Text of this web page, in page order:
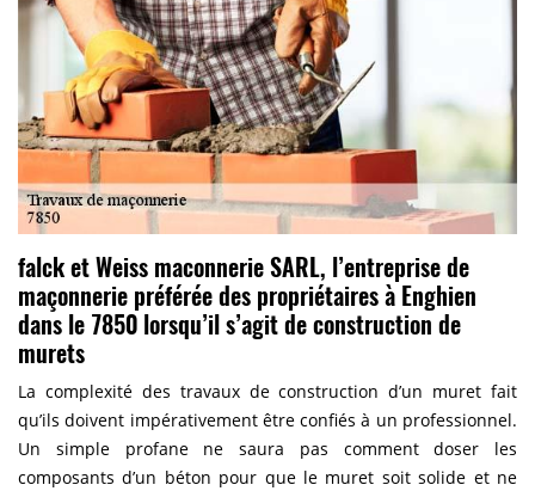
falck et Weiss maconnerie SARL, l’entreprise de
maçonnerie préférée des propriétaires à Enghien
dans le 7850 lorsqu’il s’agit de construction de
murets
La complexité des travaux de construction d’un muret fait
qu’ils doivent impérativement être confiés à un professionnel.
Un simple profane ne saura pas comment doser les
composants d’un béton pour que le muret soit solide et ne